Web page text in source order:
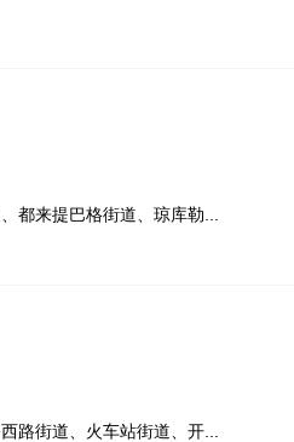
都来提巴格街道、琼库勒...
路街道、火车站街道、开...